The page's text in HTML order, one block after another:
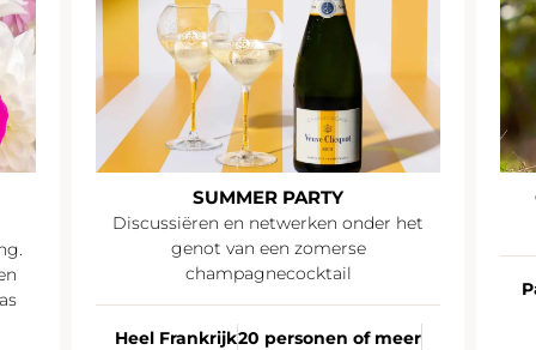
SUMMER PARTY
Discussiëren en netwerken onder het
genot van een zomerse
champagnecocktail
Heel Frankrijk20 personen of meer